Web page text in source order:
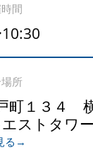
間
所
町１３４
ストタワー
る→